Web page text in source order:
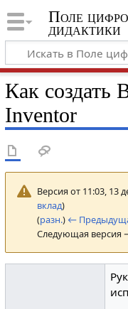
Поле
дидактики
Как создать
Inventor
Версия от 11:03, 13
вклад)
(разн.) ←
Следующая версия